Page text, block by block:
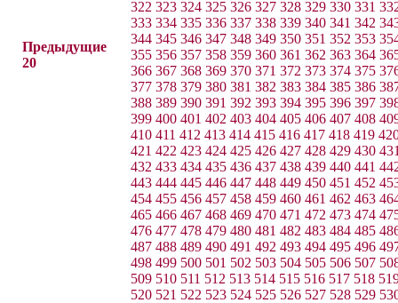
Предыдущие
20
322 323 324 325 326 327 328 329 330 331
333 334 335 336 337 338 339 340 341 342
344 345 346 347 348 349 350 351 352 353
355 356 357 358 359 360 361 362 363 364
366 367 368 369 370 371 372 373 374 375
377 378 379 380 381 382 383 384 385 386
388 389 390 391 392 393 394 395 396 397
399 400 401 402 403 404 405 406 407 408
410 411 412 413 414 415 416 417 418 419
421 422 423 424 425 426 427 428 429 430
432 433 434 435 436 437 438 439 440 441
443 444 445 446 447 448 449 450 451 452
454 455 456 457 458 459 460 461 462 463
465 466 467 468 469 470 471 472 473 474
476 477 478 479 480 481 482 483 484 485
487 488 489 490 491 492 493 494 495 496
498 499 500 501 502 503 504 505 506 507
509 510 511 512 513 514 515 516 517 518
520 521 522 523 524 525 526 527 528 529